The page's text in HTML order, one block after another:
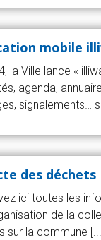
mobile
la Ville lance «
agenda,
signalements…
des déchets
ici toutes les
de la
sur la commune